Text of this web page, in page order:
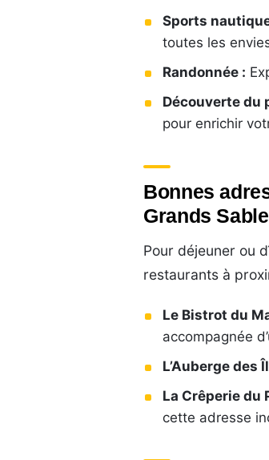
Sports
toutes les
Randonnée :
Découverte du
pour enrichir
Bonnes
Grands
Pour déjeuner ou
restaurants à
Le Bistrot du
accompagnée
L’Auberge des
La Crêperie du
cette adresse